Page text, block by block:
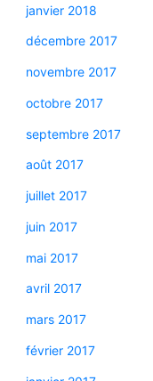
janvier 2018
décembre 2017
novembre 2017
octobre 2017
septembre 2017
août 2017
juillet 2017
juin 2017
mai 2017
avril 2017
mars 2017
février 2017